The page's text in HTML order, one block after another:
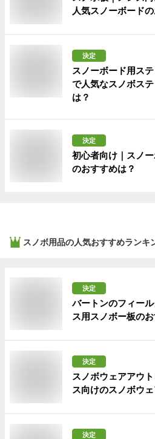
人気スノーボード
決定
スノーボード用ス
で人気なスノボス
は？
決定
初心者向け｜スノ
のおすすめは？
スノボ用品の人気おすすめランキ
決定
バートンのフィー
ス用スノボー板の
決定
スノボウェアアウ
ス向けのスノボウ
決定